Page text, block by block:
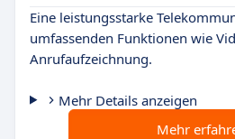
Eine leistungsstarke
umfassenden Funktionen wie
Anrufaufzeichnung.
Mehr Details anzeigen
Mehr